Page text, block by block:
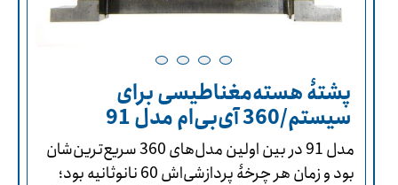
پشتۀ هسته‌مغناطیسی برای
سیستم/360 آی‌بی‌ام مدل 91
مدل 91 در بین اولین مدل‌های 360 سریع‌ترین‌شان
بود و زمان هر چرخۀ پردازشی‌اش 60 نانوثانیه بود؛